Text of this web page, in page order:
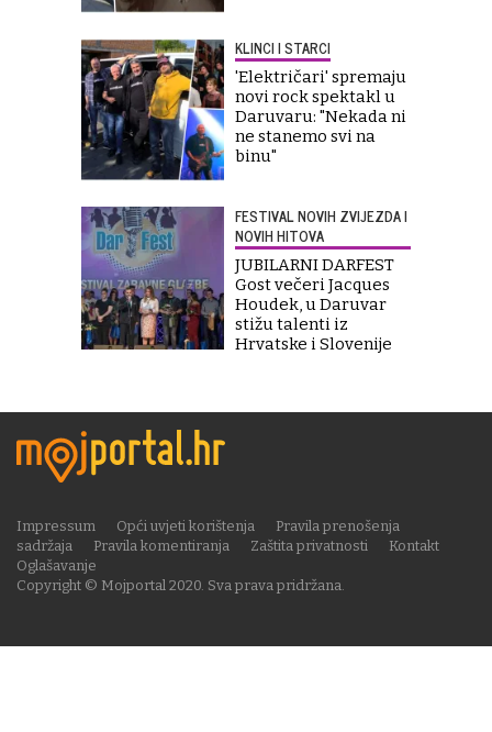
KLINCI I STARCI
'Električari' spremaju
novi rock spektakl u
Daruvaru: "Nekada ni
ne stanemo svi na
binu"
FESTIVAL NOVIH ZVIJEZDA I
NOVIH HITOVA
JUBILARNI DARFEST
Gost večeri Jacques
Houdek, u Daruvar
stižu talenti iz
Hrvatske i Slovenije
Copyright © Mojportal 2020. Sva prava pridržana.
Impressum Opći uvjeti korištenja
Pravila prenošenja
sadržaja
Pravila komentiranja Zaštita privatnosti
Kontakt
Oglašavanje